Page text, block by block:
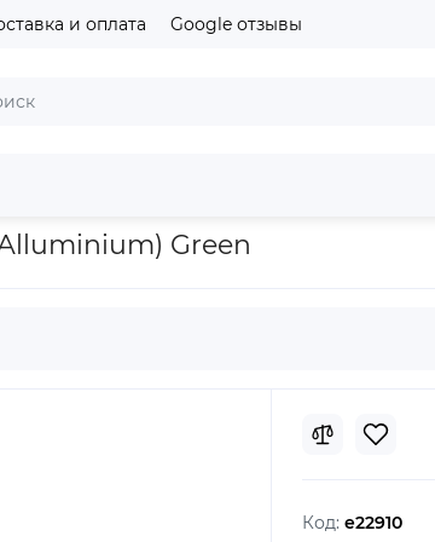
и оплата Google отзывы
Green
Код: e22910